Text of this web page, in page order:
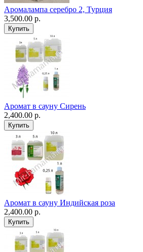
Аромалампа серебро 2, Турция
3,500.00 р.
Аромат в сауну Сирень
2,400.00 р.
Аромат в сауну Индийская роза
2,400.00 р.